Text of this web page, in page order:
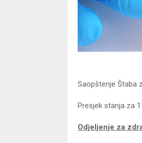
Saopštenje Štaba
Presjek stanja za
Odjeljenje za